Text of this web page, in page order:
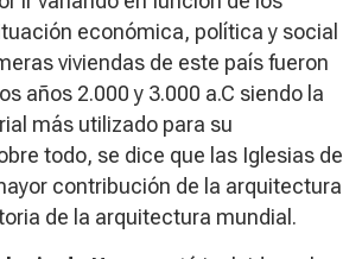
económica, política y social
viviendas de este país fueron
años 2.000 y 3.000 a.C siendo la
más utilizado para su
todo, se dice que las Iglesias de
contribución de la arquitectura
de la arquitectura mundial.